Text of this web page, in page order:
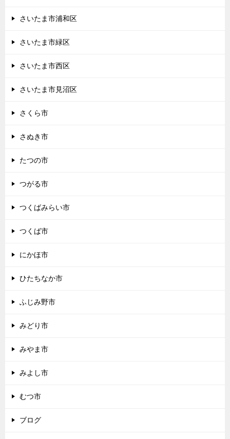
さいたま市浦和区
さいたま市緑区
さいたま市西区
さいたま市見沼区
さくら市
さぬき市
たつの市
つがる市
つくばみらい市
つくば市
にかほ市
ひたちなか市
ふじみ野市
みどり市
みやま市
みよし市
むつ市
ブログ